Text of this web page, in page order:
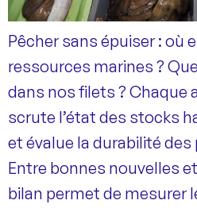
Pêcher sans épuiser : où
ressources marines ?
dans nos filets ? Chaque
scrute l’état des stocks
et évalue la durabilité
Entre bonnes nouvelles
bilan permet de mesurer